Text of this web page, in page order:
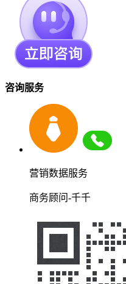
咨询服务
营销数据服务
商务顾问-千千